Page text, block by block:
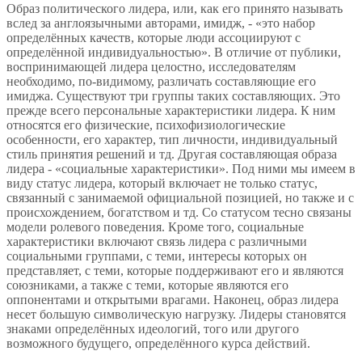
Образ политического лидера, или, как его принято называть
вслед за англоязычными авторами, имидж, - «это набор
определённых качеств, которые люди ассоциируют с
определённой индивидуальностью». В отличие от публики,
воспринимающей лидера целостно, исследователям
необходимо, по-видимому, различать составляющие его
имиджа. Существуют три группы таких составляющих. Это
прежде всего персональные характеристики лидера. К ним
относятся его физические, психофизиологические
особенности, его характер, тип личности, индивидуальный
стиль принятия решений и тд. Другая составляющая образа
лидера - «социальные характеристики». Под ними мы имеем в
виду статус лидера, который включает не только статус,
связанный с занимаемой официальной позицией, но также и с
происхождением, богатством и тд. Со статусом тесно связаны
модели ролевого поведения. Кроме того, социальные
характеристики включают связь лидера с различными
социальными группами, с теми, интересы которых он
представляет, с теми, которые поддерживают его и являются
союзниками, а также с теми, которые являются его
оппонентами и открытыми врагами. Наконец, образ лидера
несет большую символическую нагрузку. Лидеры становятся
знаками определённых идеологий, того или другого
возможного будущего, определённого курса действий.